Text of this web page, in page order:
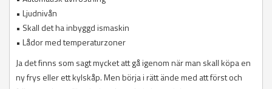
• Ljudnivån
• Skall det ha inbyggd ismaskin
• Lådor med temperaturzoner
Ja det finns som sagt mycket att gå igenom när man skall köpa en
ny frys eller ett kylskåp. Men börja i rätt ände med att först och